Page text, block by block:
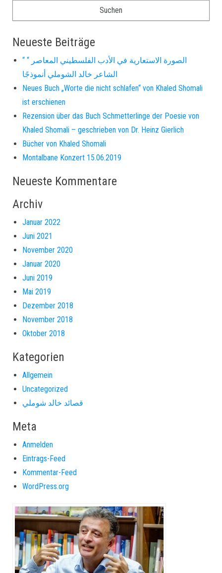
Neueste Beiträge
“ الصورة الاستعارية في الأدب الفلسطيني المعاصر “
الشاعر خالد الشوملي أنموذجًا
Neues Buch „Worte die nicht schlafen“ von Khaled Shomali
ist erschienen
Rezension über das Buch Schmetterlinge der Poesie von
Khaled Shomali – geschrieben von Dr. Heinz Gierlich
Bücher von Khaled Shomali
Montalbane Konzert 15.06.2019
Neueste Kommentare
Archiv
Januar 2022
Juni 2021
November 2020
Januar 2020
Juni 2019
Mai 2019
Dezember 2018
November 2018
Oktober 2018
Kategorien
Allgemein
Uncategorized
قصائد خالد شوملي
Meta
Anmelden
Eintrags-Feed
Kommentar-Feed
WordPress.org